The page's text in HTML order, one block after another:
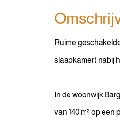
Ruime
slaapkamer) nabij
In de woonwijk
van 140 m² op een